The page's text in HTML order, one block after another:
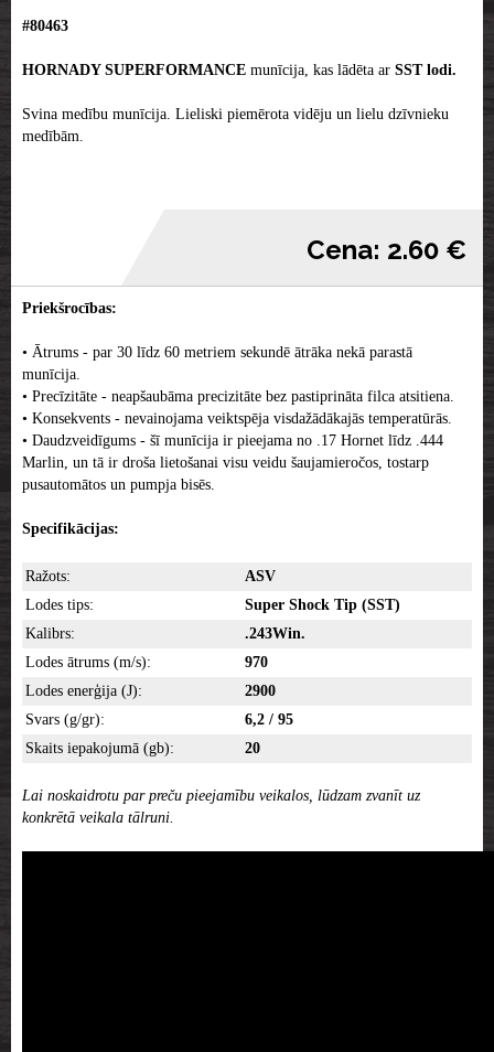
#80463
HORNADY SUPERFORMANCE munīcija, kas lādēta ar SST lodi.
Svina medību munīcija. Lieliski piemērota vidēju un lielu dzīvnieku
medībām.
Cena: 2.60 €
Priekšrocības:
• Ātrums - par 30 līdz 60 metriem sekundē ātrāka nekā parastā
munīcija.
• Precīzitāte - neapšaubāma precizitāte bez pastiprināta filca atsitiena.
• Konsekvents - nevainojama veiktspēja visdažādākajās temperatūrās.
• Daudzveidīgums - šī munīcija ir pieejama no .17 Hornet līdz .444
Marlin, un tā ir droša lietošanai visu veidu šaujamieročos, tostarp
pusautomātos un pumpja bisēs.
Specifikācijas:
Ražots:
ASV
Lodes tips:
Super Shock Tip (SST)
Kalibrs:
.243Win.
Lodes ātrums (m/s):
970
Lodes enerģija (J):
2900
Svars (g/gr):
6,2 / 95
Skaits iepakojumā (gb):
20
Lai noskaidrotu par preču pieejamību veikalos, lūdzam zvanīt uz
konkrētā veikala tālruni.